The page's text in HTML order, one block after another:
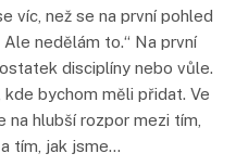
víc, než se na první pohled
nedělám to.“ Na první
disciplíny nebo vůle.
bychom měli přidat. Ve
hlubší rozpor mezi tím,
tím, jak jsme…